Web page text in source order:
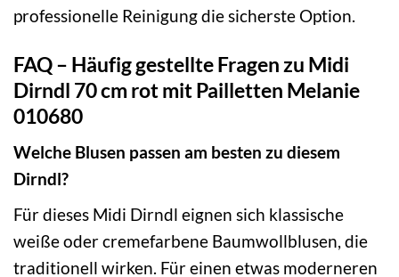
professionelle Reinigung die sicherste Option.
FAQ – Häufig gestellte Fragen zu Midi
Dirndl 70 cm rot mit Pailletten Melanie
010680
Welche Blusen passen am besten zu diesem
Dirndl?
Für dieses Midi Dirndl eignen sich klassische
weiße oder cremefarbene Baumwollblusen, die
traditionell wirken. Für einen etwas moderneren